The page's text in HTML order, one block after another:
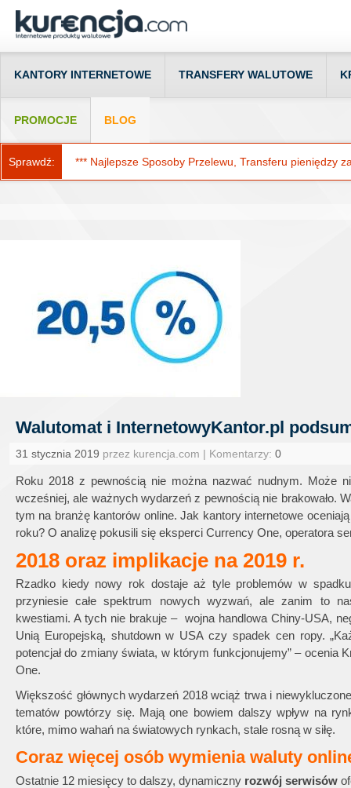
KANTORY INTERNETOWE TRANSFERY WALUTOWE
PROMOCJE BLOG
Sprawdź: *** Najlepsze Sposoby Przelewu, Transferu pieniędzy
Walutomat i InternetowyKantor.pl
31 stycznia 2019 przez kurencja.com | Komentarzy: 0
Roku 2018 z pewnością nie można nazwać nudnym. Może
wcześniej, ale ważnych wydarzeń z pewnością nie brakowało.
tym na branżę kantorów online. Jak kantory internetowe
roku? O analizę pokusili się eksperci Currency One, operatora
2018 oraz implikacje na 2019 r.
Rzadko kiedy nowy rok dostaje aż tyle problemów w
przyniesie całe spektrum nowych wyzwań, ale zanim to
kwestiami. A tych nie brakuje – wojna handlowa Chiny-USA,
Unią Europejską, shutdown w USA czy spadek cen ropy.
potencjał do zmiany świata, w którym funkcjonujemy” – ocenia
One.
Większość głównych wydarzeń 2018 wciąż trwa i
tematów powtórzy się. Mają one bowiem dalszy wpływ na
które, mimo wahań na światowych rynkach, stale rosną w siłę.
Coraz więcej osób wymienia waluty
Ostatnie 12 miesięcy to dalszy, dynamiczny rozwój serwisów